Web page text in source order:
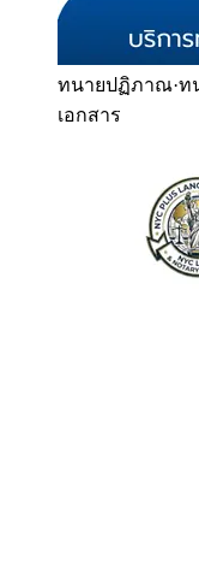
ทนายปฏิภาณ·ท
เอกสาร